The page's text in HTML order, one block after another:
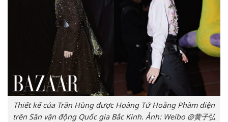
Thiết kế của Trần Hùng được Hoàng Tử Hoằng Phàm diện
trên Sân vận động Quốc gia Bắc Kinh. Ảnh: Weibo @黄子弘